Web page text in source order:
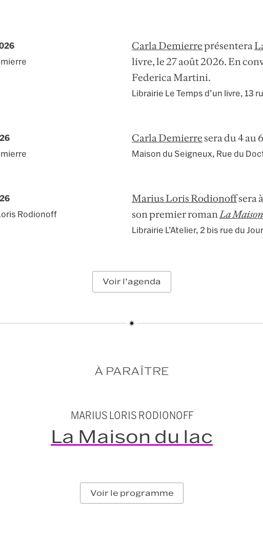
Librairie Le Temps d’un livre, 13
Carla Demierreprésentera
livre, le 27 août 2026. En
Federica Martini.
Maison du Seigneux, Rue du
Carla Demierresera du 4 au
Rodionoff
Librairie L’Atelier, 2 bis rue du
Marius Loris Rodionoffsera
son premier romanLa
Voir l’agenda
À PARAÎTRE
MARIUS LORIS RODIONOFF
La Maison du lac
Voir le programme